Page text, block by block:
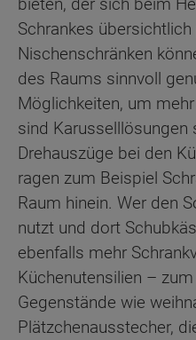
Schrankes
Nischenschränken
des Raums sinnvoll
Möglichkeiten, um
sind Karusselllösungen
Drehauszüge bei den
ragen zum Beispiel
Raum hinein. Wer den
nutzt und dort
ebenfalls mehr
Küchenutensilien –
Gegenstände wie
Plätzchenausstecher,